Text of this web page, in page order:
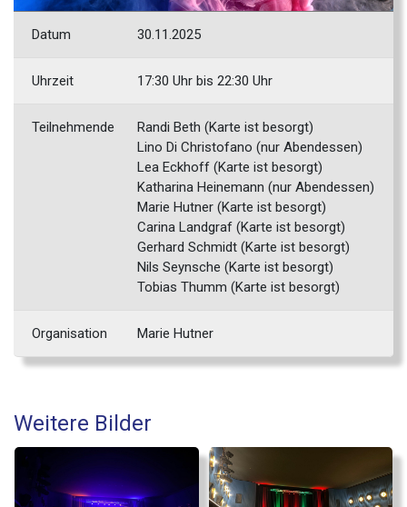
Datum 30.11.2025
Uhrzeit 17:30 Uhr bis 22:30 Uhr
Teilnehmende
Randi Beth (Karte ist besorgt)
Lino Di Christofano (nur Abendessen)
Lea Eckhoff (Karte ist besorgt)
Katharina Heinemann (nur Abendessen)
Marie Hutner (Karte ist besorgt)
Carina Landgraf (Karte ist besorgt)
Gerhard Schmidt (Karte ist besorgt)
Nils Seynsche (Karte ist besorgt)
Tobias Thumm (Karte ist besorgt)
Organisation Marie Hutner
Weitere Bilder